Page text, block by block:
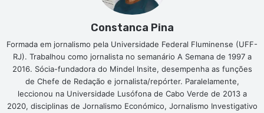
Constanca Pina
Formada em jornalismo pela Universidade Federal Fluminense (UFF-
RJ). Trabalhou como jornalista no semanário A Semana de 1997 a
2016. Sócia-fundadora do Mindel Insite, desempenha as funções
de Chefe de Redação e jornalista/repórter. Paralelamente,
leccionou na Universidade Lusófona de Cabo Verde de 2013 a
2020, disciplinas de Jornalismo Económico, Jornalismo Investigativo